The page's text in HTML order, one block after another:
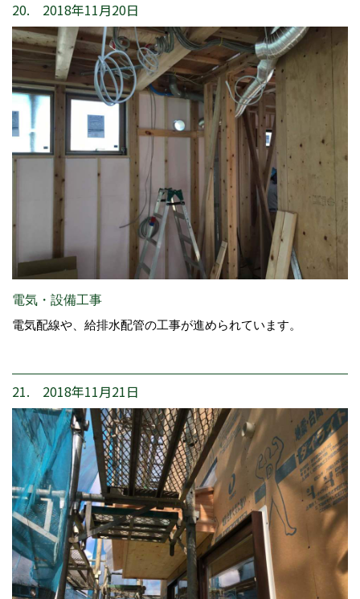
20. 2018年11月20日
電気・設備工事
電気配線や、給排水配管の工事が進められています。
21. 2018年11月21日